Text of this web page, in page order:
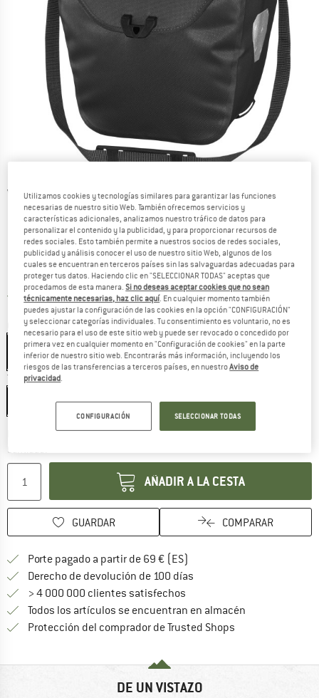
Vistas detalladas
Precio:
116,96€ incl. IVA
Envío gratuito(ES)España. Información sobre los gastos de
Color:Black
Talla:18 l
Plazo de entrega: 5-7 días laborablesEl enlace se abre en una ventana
Cantidad:
AÑADIR A LA CESTA
GUARDAR COMPARAR
Porte pagado a partir de 69 € (ES)
Derecho de devolución de 100 días
> 4 000 000 clientes satisfechos
Todos los artículos se encuentran en almacén
Protección del comprador de Trusted Shops
DE UN VISTAZO
Utilizamos cookies y tecnologías similares para garantizar las funciones
necesarias de nuestro sitio Web. También ofrecemos servicios y
características adicionales, analizamos nuestro tráfico de datos para
personalizar el contenido y la publicidad, y para proporcionar recursos de
redes sociales. Esto también permite a nuestros socios de redes sociales,
publicidad y análisis conocer el uso de nuestro sitio Web, algunos de los
cuales se encuentran en terceros países sin las salvaguardas adecuadas para
proteger tus datos. Haciendo clic en "SELECCIONAR TODAS" aceptas que
procedamos de esta manera.Si no deseas aceptar cookies que no sean
técnicamente necesarias, haz clic aquí. En cualquier momento también
puedes ajustar la configuración de las cookies en la opción "CONFIGURACIÓN"
y seleccionar categorías individuales. Tu consentimiento es voluntario, no es
necesario para el uso de este sitio web y puede ser revocado o concedido por
primera vez en cualquier momento en "Configuración de cookies" en la parte
inferior de nuestro sitio web. Encontrarás más información, incluyendo los
riesgos de las transferencias a terceros países, en nuestroAviso de
privacidad
CONFIGURACIÓN SELECCIONAR TODAS